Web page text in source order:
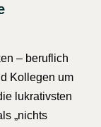
– beruflich
Kollegen um
lukrativsten
„nichts